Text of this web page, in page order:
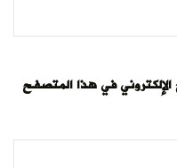
في هذا المتصفح